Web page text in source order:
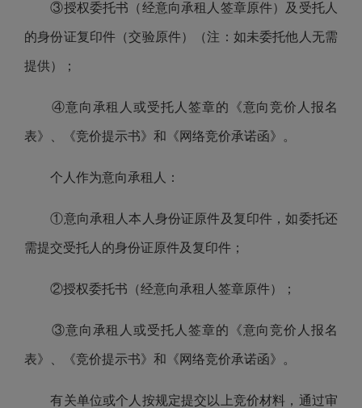
③授权委托书（经意向承租人签章原件）及受托人
的身份证复印件（交验原件）（注：如未委托他人无需
提供）；
④意向承租人或受托人签章的《意向竞价人报名
表》、《竞价提示书》和《网络竞价承诺函》。
个人作为意向承租人：
①意向承租人本人身份证原件及复印件，如委托还
需提交受托人的身份证原件及复印件；
②授权委托书（经意向承租人签章原件）；
③意向承租人或受托人签章的《意向竞价人报名
表》、《竞价提示书》和《网络竞价承诺函》。
有关单位或个人按规定提交以上竞价材料，通过审